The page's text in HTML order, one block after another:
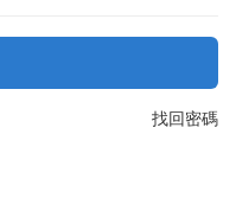
找回密碼